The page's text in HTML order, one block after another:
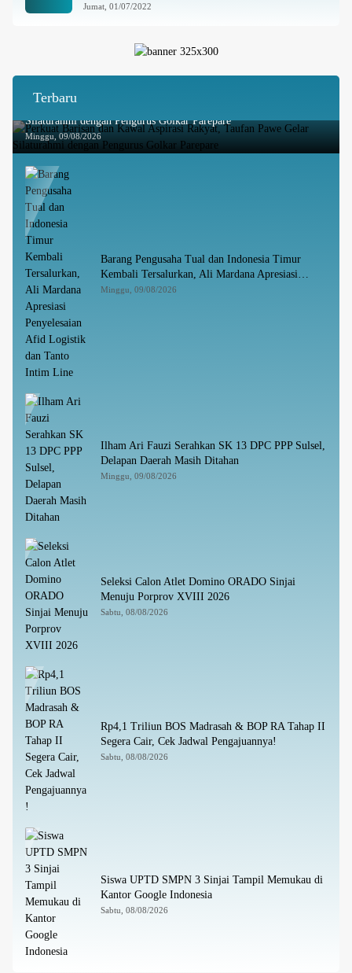
Jumat, 01/07/2022
Terbaru
Perkuat Barisan dan Kawal Aspirasi Rakyat, Taufan Pawe Gelar
Silaturahmi dengan Pengurus Golkar Parepare
Minggu, 09/08/2026
Barang Pengusaha Tual dan Indonesia Timur
Kembali Tersalurkan, Ali Mardana Apresiasi
Penyelesaian Afid Logistik dan Tanto Intim Line
Minggu, 09/08/2026
Ilham Ari Fauzi Serahkan SK 13 DPC PPP Sulsel,
Delapan Daerah Masih Ditahan
Minggu, 09/08/2026
Seleksi Calon Atlet Domino ORADO Sinjai
Menuju Porprov XVIII 2026
Sabtu, 08/08/2026
Rp4,1 Triliun BOS Madrasah & BOP RA Tahap II
Segera Cair, Cek Jadwal Pengajuannya!
Sabtu, 08/08/2026
Siswa UPTD SMPN 3 Sinjai Tampil Memukau di
Kantor Google Indonesia
Sabtu, 08/08/2026